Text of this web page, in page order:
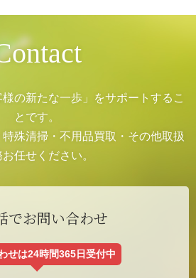
の新たな一歩」をサポートするこ
とです。
殊清掃・不用品買取・その他取扱
任せください。
でお問い合わせ
せは24時間365日受付中